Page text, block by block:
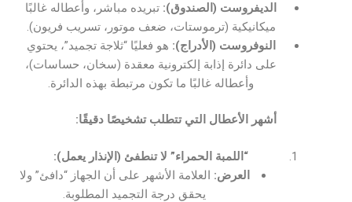
الديفروست (الصندوق): تبريده مباشر، وأعطاله غالبًا
ميكانيكية (ترموستات، ضعف موتور، تسريب فريون).
النوفروست (الأدراج): هو فعليًا “ثلاجة تجميد”، يحتوي
على دائرة إذابة إلكترونية معقدة (سخان، حساسات)،
وأعطاله غالبًا ما تكون مرتبطة بهذه الدائرة.
أشهر الأعطال التي تتطلب تشخيصًا دقيقًا:
“اللمبة الحمراء” لا تنطفئ (الإنذار يعمل):
العرض: العلامة الأشهر على أن الجهاز “دافئ” ولا
يحقق درجة التجميد المطلوبة.